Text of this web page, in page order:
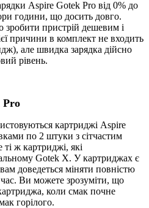
Aspire Gotek Pro від 0% до
години, що досить довго.
зробити пристрій дешевим і
причини в комплект не входить
але швидка зарядка дійсно
рівень.
Pro
картриджі Aspire
по 2 штуки з сітчастим
ж картриджі, які
Gotek X. У картриджах є
доведеться міняти повністю
Ви можете зрозуміти, що
коли смак почне
горілого.